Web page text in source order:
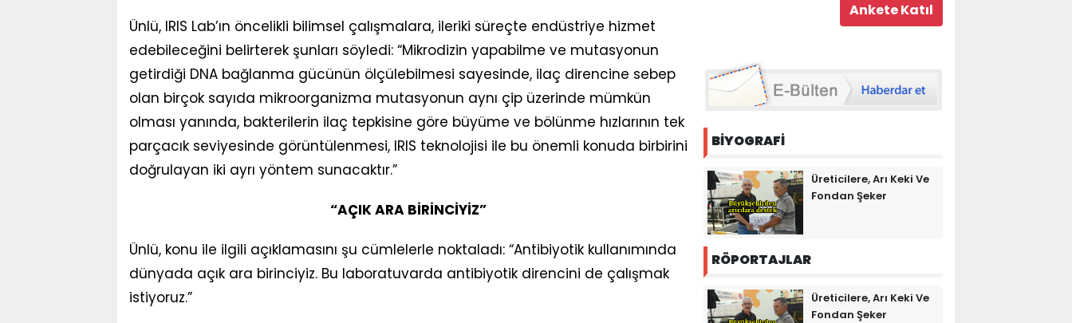
Ünlü, IRIS Lab’ın öncelikli bilimsel çalışmalara, ileriki süreçte endüstriye hizmet
edebileceğini belirterek şunları söyledi: “Mikrodizin yapabilme ve mutasyonun
getirdiği DNA bağlanma gücünün ölçülebilmesi sayesinde, ilaç direncine sebep
olan birçok sayıda mikroorganizma mutasyonun aynı çip üzerinde mümkün
olması yanında, bakterilerin ilaç tepkisine göre büyüme ve bölünme hızlarının tek
parçacık seviyesinde görüntülenmesi, IRIS teknolojisi ile bu önemli konuda birbirini
doğrulayan iki ayrı yöntem sunacaktır.”
“AÇIK ARA BİRİNCİYİZ”
Ünlü, konu ile ilgili açıklamasını şu cümlelerle noktaladı: “Antibiyotik kullanımında
dünyada açık ara birinciyiz. Bu laboratuvarda antibiyotik direncini de çalışmak
istiyoruz.”
BİYOGRAFİ
Üreticilere, Arı Keki Ve
Fondan Şeker
RÖPORTAJLAR
Üreticilere, Arı Keki Ve
Fondan Şeker